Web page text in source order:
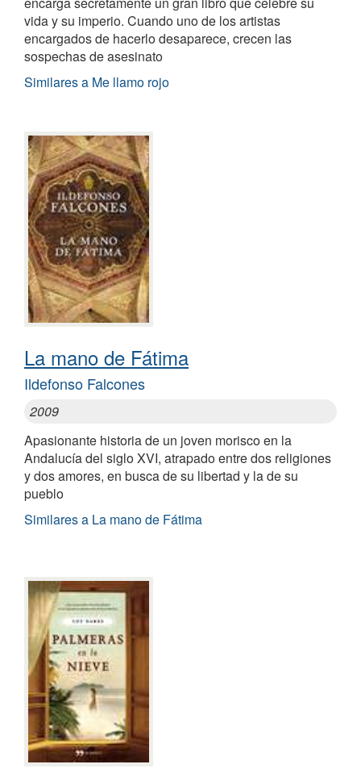
vida y su imperio. Cuando uno de los artistas
encargados de hacerlo desaparece, crecen las
sospechas de asesinato
Similares a Me llamo rojo
La mano de Fátima
Ildefonso Falcones
2009
Apasionante historia de un joven morisco en la
Andalucía del siglo XVI, atrapado entre dos religiones
y dos amores, en busca de su libertad y la de su
pueblo
Similares a La mano de Fátima